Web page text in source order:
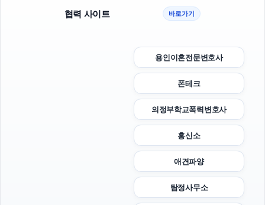
협력 사이트 바로가기
용인이혼전문변호사
폰테크
의정부학교폭력변호사
흥신소
애견파양
탐정사무소